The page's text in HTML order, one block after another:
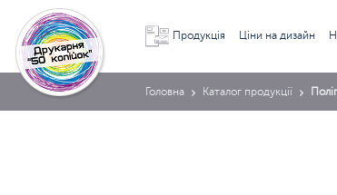
Продукція Ціни на дизайн
Головна Каталог продукції